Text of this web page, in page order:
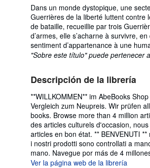
Dans un monde dystopique, une
Guerrières de la liberté luttent contre
de bataille, recueillie par trois
d’armes, elle s’acharne à survivre,
sentiment d’appartenance à une
"Sobre este título" puede pertenecer
Descripción de la librería
**WILLKOMMEN** im AbeBooks
Vergleich zum Neupreis. Wir prüfen
books. Browse more than 4 million
des articles culturels d'occasion,
articles en bon état. ** BENVENUTI
i nostri prodotti sono controllati a
mano. Navegue por más de 4
Ver la página web de la librería